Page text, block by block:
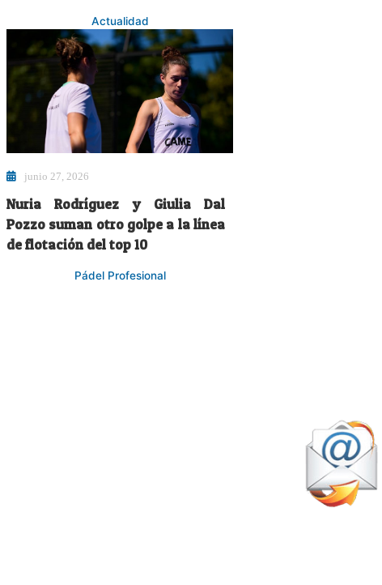
Actualidad
junio 27, 2026
Nuria Rodríguez y Giulia Dal
Pozzo suman otro golpe a la línea
de flotación del top 10
Pádel Profesional